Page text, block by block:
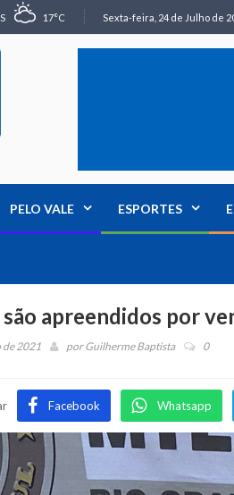
17°C Sexta-feira, 24 de Julho de
PELO VALE ESPORTES
apreendidos por
de 2021 porGuilherme Baptista 0
Facebook Whatsapp